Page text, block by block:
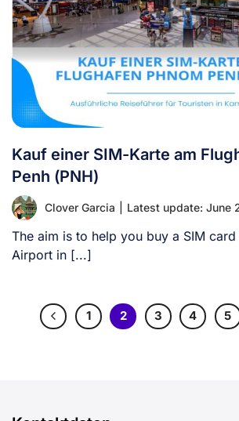
Kauf einer SIM-Karte am
Penh (PNH)
Clover Garcia Latest update: June
The aim is to help you buy a SIM card
Airport in [...]
1 2 3 4 5